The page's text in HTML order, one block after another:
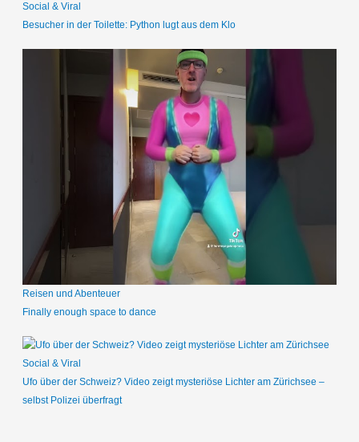
Social & Viral
Besucher in der Toilette: Python lugt aus dem Klo
Reisen und Abenteuer
Finally enough space to dance
Social & Viral
Ufo über der Schweiz? Video zeigt mysteriöse Lichter am Zürichsee –
selbst Polizei überfragt